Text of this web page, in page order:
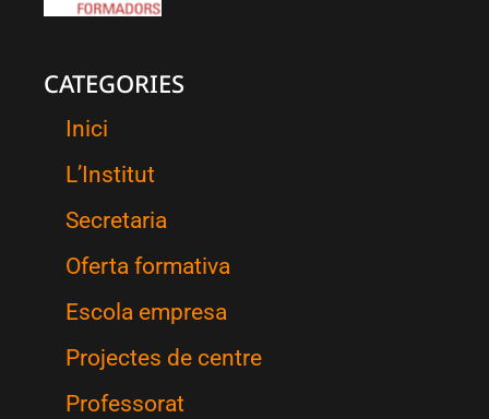
CATEGORIES
Inici
L’Institut
Secretaria
Oferta formativa
Escola empresa
Projectes de centre
Professorat